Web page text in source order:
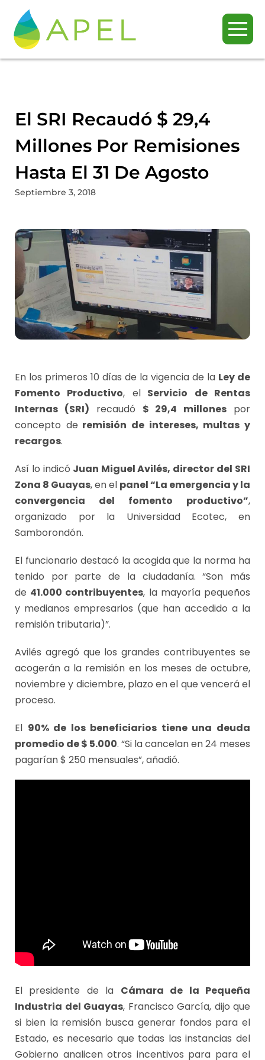
El SRI Recaudó $ 29,4
Millones Por Remisiones
Hasta El 31 De Agosto
Septiembre 3, 2018
En los primeros 10 días de la vigencia de la Ley de
Fomento Productivo, elServicio de Rentas
Internas (SRI) recaudó $ 29,4 millones por
concepto de remisión de intereses, multas y
recargos.
Así lo indicó Juan Miguel Avilés, director del SRI
Zona 8 Guayas, en el panel “La emergencia y la
convergencia del fomento productivo”,
organizado por la Universidad Ecotec, en
Samborondón.
El funcionario destacó la acogida que la norma ha
tenido por parte de la ciudadanía. “Son más
de 41.000 contribuyentes, la mayoría pequeños
y medianos empresarios (que han accedido a la
remisión tributaria)”.
Avilés agregó que los grandes contribuyentes se
acogerán a la remisión en los meses de octubre,
noviembre y diciembre, plazo en el que vencerá el
proceso.
El 90% de los beneficiarios tiene una deuda
promedio de $ 5.000. “Si la cancelan en 24 meses
pagarían $ 250 mensuales”, añadió.
El presidente de la Cámara de la Pequeña
Industria del Guayas, Francisco García, dijo que
si bien la remisión busca generar fondos para el
Estado, es necesario que todas las instancias del
Gobierno analicen otros incentivos para para el